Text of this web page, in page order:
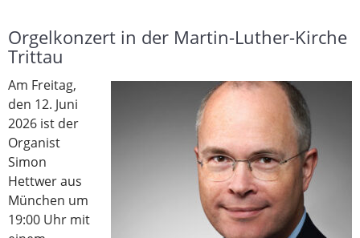
Orgelkonzert in der Martin-Luther-Kirche
Trittau
Am Freitag,
den 12. Juni
2026 ist der
Organist
Simon
Hettwer aus
München um
19:00 Uhr mit